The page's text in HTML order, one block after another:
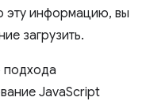
эту информацию, вы
загрузить.
подхода
JavaScript